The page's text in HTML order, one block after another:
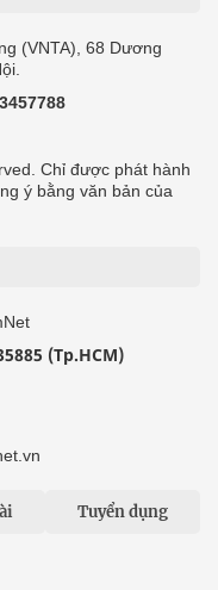
(VNTA), 68 Dương
Chỉ được phát hành
ý bằng văn bản của
(Tp.HCM)
Tuyển dụng